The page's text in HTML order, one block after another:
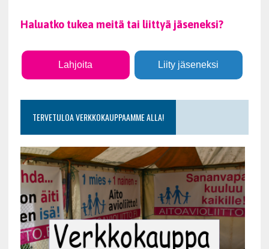
Haluatko tukea meitä tai liittyä jäseneksi?
Lahjoita Liity jäseneksi
TERVETULOA VERKKOKAUPPAAMME ALLA!